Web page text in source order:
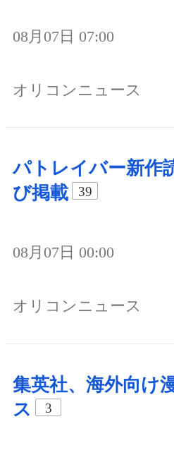
08月07日 07:00
オリコンニュース
パトレイバー新作
び掲載
39
08月07日 00:00
オリコンニュース
集英社、海外向け
ス
3